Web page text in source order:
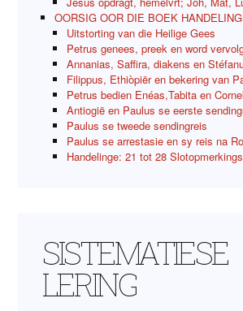
OORSIG OOR DIE BOEK
Uitstorting van die Heilige Gees
Petrus genees, preek en word
Annanias, Saffira, diakens en
Filippus, Ethiòpiër en bekering van
Petrus bedien Enéas,Tabita en
Antiogië en Paulus se eerste
Paulus se tweede sendingreis
Paulus se arrestasie en sy reis na
Handelinge: 21 tot 28 Slotopmerkings
SISTEMATIESE
LERING